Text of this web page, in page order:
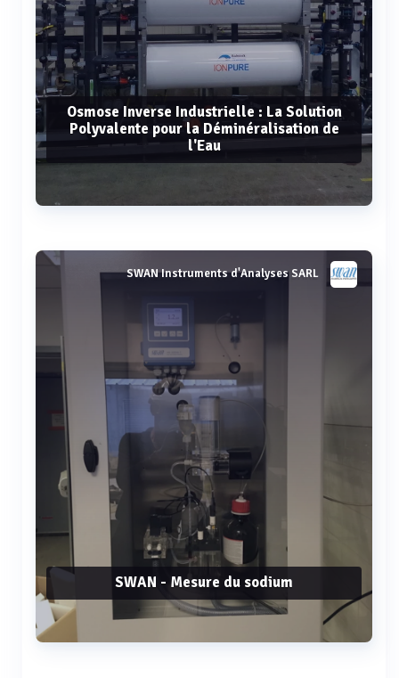
Osmose Inverse Industrielle : La Solution
Polyvalente pour la Déminéralisation de
l'Eau
Voir plus
SWAN Instruments d'Analyses SARL
SWAN - Mesure du sodium